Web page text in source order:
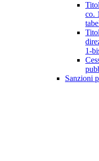
co.
1-
Sanzioni